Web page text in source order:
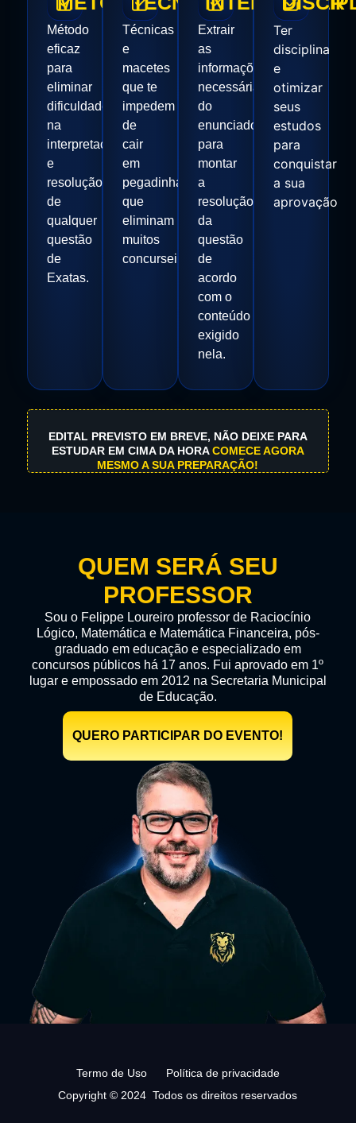
Método
eficaz
para
eliminar
dificuldades
na
interpretação
e
resolução
de
qualquer
questão
de
Exatas.
Técnicas
e
macetes
que te
impedem
de
cair
em
pegadinhas
que
eliminam
muitos
concurseiros.
Extrair
as
informações
necessárias
do
enunciado
para
montar
a
resolução
da
questão
de
acordo
com o
conteúdo
exigido
nela.
Ter
disciplina
e
otimizar
seus
estudos
para
conquistar
a sua
aprovação
EDITAL PREVISTO EM BREVE, NÃO DEIXE PARA
ESTUDAR EM CIMA DA HORACOMECE AGORA
MESMO A SUA PREPARAÇÃO!
QUEM SERÁ SEU
PROFESSOR
Sou o Felippe Loureiro professor de Raciocínio
Lógico, Matemática e Matemática Financeira, pós-
graduado em educação e especializado em
concursos públicos há 17 anos. Fui aprovado em 1º
lugar e empossado em 2012 na Secretaria Municipal
de Educação.
QUERO PARTICIPAR DO EVENTO!
Termo de Uso
Política de privacidade
Copyright © 2024 Todos os direitos reservados